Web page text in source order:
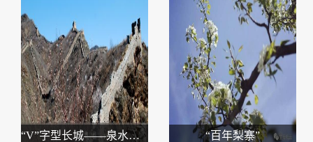
“V”字型长城——泉水河野长城 “百年梨寨”